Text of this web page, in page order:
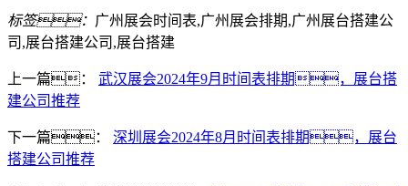
标签： 广州展会时间表,广州展会排期,广州展台搭建公
司,展台搭建公司,展台搭建
上一篇： 武汉展会2024年9月时间表排期，展台搭
建公司推荐
下一篇： 深圳展会2024年8月时间表排期，展台
搭建公司推荐